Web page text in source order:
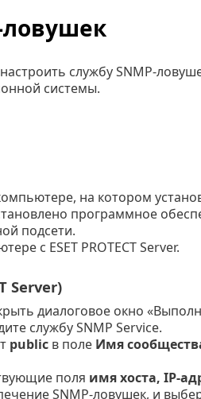
ловушек
службу SNMP-
системы.
на котором
программное
подсети.
с ESET PROTECT Server.
Server)
диалоговое окно
службу SNMP Service.
publicв поле Имя
поля имя хоста, IP-
SNMP-ловушек, и